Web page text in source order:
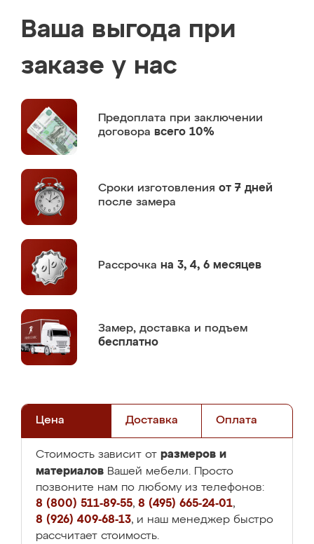
Ваша выгода при
заказе у нас
Предоплата при заключении
договора всего 10%
Сроки изготовления от 7 дней
после замера
Рассрочка на 3, 4, 6 месяцев
Замер, доставка и подъем
бесплатно
Цена Доставка Оплата
Стоимость зависит от размеров и
материалов Вашей мебели. Просто
позвоните нам по любому из телефонов:
8 (800) 511-89-55, 8 (495) 665-24-01,
8 (926) 409-68-13, и наш менеджер быстро
рассчитает стоимость.